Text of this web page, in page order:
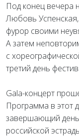
Под конец вечера
Любовь
фурор своими
А затем
с
третий день
Gala-концерт
Программа в этот
завершающий
российской